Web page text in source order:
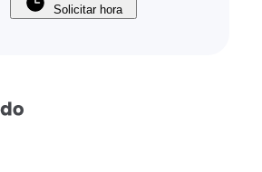
Solicitar hora